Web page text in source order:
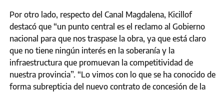
Por otro lado, respecto del Canal Magdalena, Kicillof
destacó que “un punto central es el reclamo al Gobierno
nacional para que nos traspase la obra, ya que está claro
que no tiene ningún interés en la soberanía y la
infraestructura que promuevan la competitividad de
nuestra provincia”. “Lo vimos con lo que se ha conocido de
forma subrepticia del nuevo contrato de concesión de la